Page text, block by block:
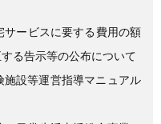
サービスに要する費用の額
る告示等の公布について
施設等運営指導マニュアル